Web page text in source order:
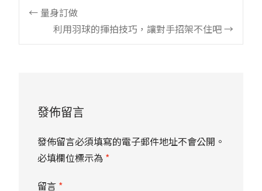
Post
navigation
← 量身訂做
利用羽球的揮拍技巧，讓對手招架不住吧→
發佈留言
發佈留言必須填寫的電子郵件地址不會公開。
必填欄位標示為 *
留言 *